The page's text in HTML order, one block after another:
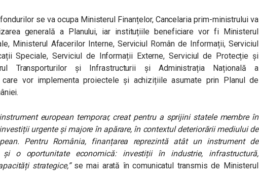
se va ocupa Ministerul Finanțelor, Cancelaria prim-ministrului va
generală a Planului, iar instituțiile beneficiare vor fi Ministerul
Ministerul Afacerilor Interne, Serviciul Român de Informații, Serviciul
Speciale, Serviciul de Informații Externe, Serviciul de Protecție și
Transporturilor și Infrastructurii și Administrația Națională a
care vor implementa proiectele și achizițiile asumate prin Planul de
european temporar, creat pentru a sprijini statele membre în
urgente și majore în apărare, în contextul deteriorării mediului de
Pentru România, finanțarea reprezintă atât un instrument de
și o oportunitate economică: investiții în industrie, infrastructură,
strategice,”se mai arată în comunicatul transmis de Ministerul